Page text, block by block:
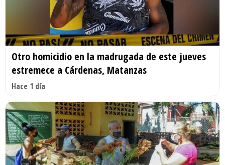
Otro homicidio en la madrugada de este jueves
estremece a Cárdenas, Matanzas
Hace 1 día